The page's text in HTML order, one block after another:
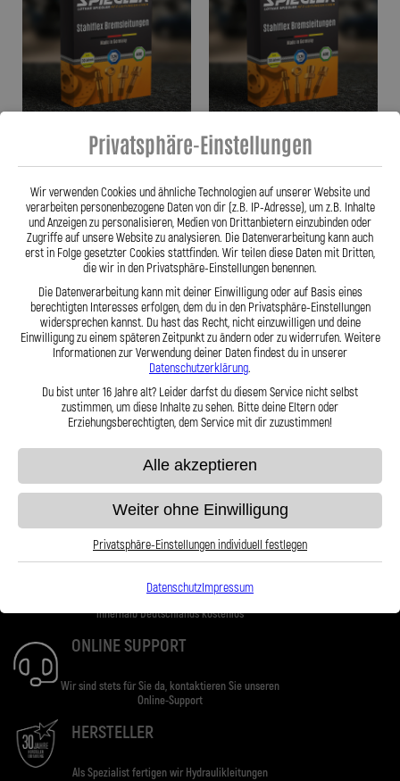
Stahlflex Bremsleitung für: SANTANA
PS10 Santana / ANIBAL
Baujahr:03|2003-- Motor:
159,95 €
Zum Produkt
Stahlflex Bremsleitung für: SANTANA
300/350 Baujahr:09|1998-- Motor:1.6
D
159,95 €
Zum Produkt
Anzeigen
VERSAND
Ab einem Bestellwert von 100€. Lieferung
innerhalb Deutschlands kostenlos
ONLINE SUPPORT
Wir sind stets für Sie da, kontaktieren Sie unseren
Online-Support
HERSTELLER
Als Spezialist fertigen wir Hydraulikleitungen
Privatsphäre-Einstellungen
Wir verwenden Cookies und ähnliche Technologien auf unserer Website und
verarbeiten personenbezogene Daten von dir (z.B. IP-Adresse), um z.B. Inhalte
und Anzeigen zu personalisieren, Medien von Drittanbietern einzubinden oder
Zugriffe auf unsere Website zu analysieren. Die Datenverarbeitung kann auch
erst in Folge gesetzter Cookies stattfinden. Wir teilen diese Daten mit Dritten,
die wir in den Privatsphäre-Einstellungen benennen.
Die Datenverarbeitung kann mit deiner Einwilligung oder auf Basis eines
berechtigten Interesses erfolgen, dem du in den Privatsphäre-Einstellungen
widersprechen kannst. Du hast das Recht, nicht einzuwilligen und deine
Einwilligung zu einem späteren Zeitpunkt zu ändern oder zu widerrufen. Weitere
Informationen zur Verwendung deiner Daten findest du in unserer
Datenschutzerklärung.
Du bist unter 16 Jahre alt? Leider darfst du diesem Service nicht selbst
zustimmen, um diese Inhalte zu sehen. Bitte deine Eltern oder
Erziehungsberechtigten, dem Service mit dir zuzustimmen!
Alle akzeptieren
Weiter ohne Einwilligung
Privatsphäre-Einstellungen individuell festlegen
DatenschutzImpressum